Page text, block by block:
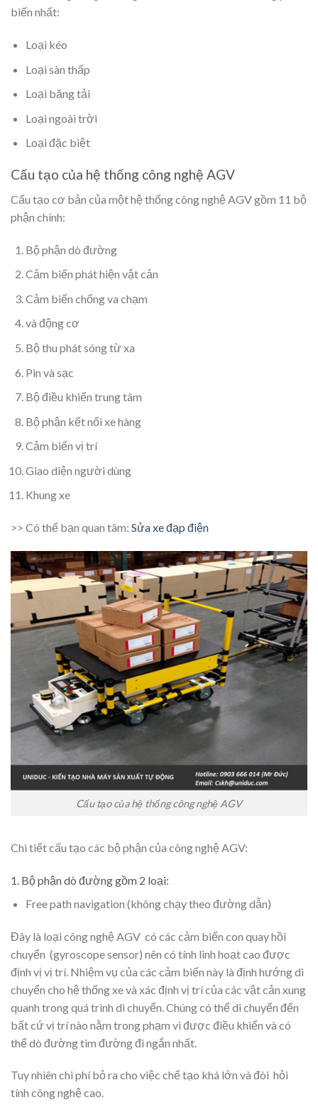
biến nhất:
Loại kéo
Loại sàn thấp
Loại băng tải
Loại ngoài trời
Loại đặc biệt
Cấu tạo của hệ thống công nghệ AGV
Cấu tạo cơ bản của một hệ thống công nghệ AGV gồm 11 bộ
phận chính:
Bộ phận dò đường
Cảm biến phát hiện vật cản
Cảm biến chống va chạm
và động cơ
Bộ thu phát sóng từ xa
Pin và sạc
Bộ điều khiển trung tâm
Bộ phận kết nối xe hàng
Cảm biến vị trí
Giao diện người dùng
Khung xe
>> Có thể bạn quan tâm: Sửa xe đạp điện
Cấu tạo của hệ thống công nghệ AGV
Chi tiết cấu tạo các bộ phận của công nghệ AGV:
1. Bộ phận dò đường gồm 2 loại:
Free path navigation (không chạy theo đường dẫn)
Đây là loại công nghệ AGV có các cảm biến con quay hồi
chuyển (gyroscope sensor) nên có tính linh hoạt cao được
định vị vị trí. Nhiệm vụ của các cảm biến này là định hướng di
chuyển cho hệ thống xe và xác định vị trí của các vật cản xung
quanh trong quá trình di chuyển. Chúng có thể di chuyển đến
bất cứ vị trí nào nằm trong phạm vi được điều khiển và có
thể dò đường tìm đường đi ngắn nhất.
Tuy nhiên chi phí bỏ ra cho việc chế tạo khá lớn và đòi hỏi
tính công nghệ cao.